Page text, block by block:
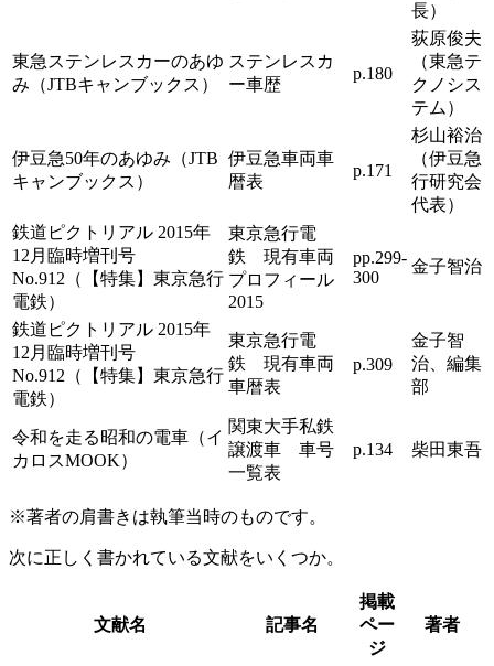
長）
東急ステンレスカーのあゆ
み（JTBキャンブックス）
ステンレスカ
ー車歴
p.180
荻原俊夫
（東急テ
クノシス
テム）
伊豆急50年のあゆみ（JTB
キャンブックス）
伊豆急車両車
暦表
p.171
杉山裕治
（伊豆急
行研究会
代表）
鉄道ピクトリアル 2015年
12月臨時増刊号
No.912（【特集】東京急行
電鉄）
東京急行電
鉄 現有車両
プロフィール
2015
pp.299-
300
金子智治
鉄道ピクトリアル 2015年
12月臨時増刊号
No.912（【特集】東京急行
電鉄）
東京急行電
鉄 現有車両
車暦表
p.309
金子智
治、編集
部
令和を走る昭和の電車（イ
カロスMOOK）
関東大手私鉄
譲渡車 車号
一覧表
p.134 柴田東吾
※著者の肩書きは執筆当時のものです。
次に正しく書かれている文献をいくつか。
文献名 記事名
掲載
ペー
ジ
著者